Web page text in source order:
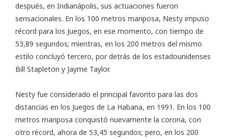
después, en Indianápolis, sus actuaciones fueron
sensacionales. En los 100 metros mariposa, Nesty impuso
récord para los Juegos, en ese momento, con tiempo de
53,89 segundos; mientras, en los 200 metros del mismo
estilo concluyó tercero, por detrás de los estadounidenses
Bill Stapleton y Jayme Taylor.
Nesty fue considerado el principal favorito para las dos
distancias en los Juegos de La Habana, en 1991. En los 100
metros mariposa conquistó nuevamente la corona, con
otro récord, ahora de 53,45 segundos; pero, en los 200